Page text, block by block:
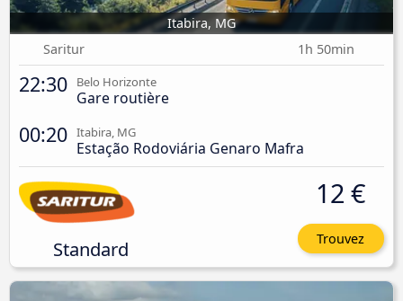
Itabira, MG
Saritur
1h 50min
22:30 Belo Horizonte
Gare routière
00:20 Itabira, MG
Estação Rodoviária Genaro Mafra
Standard
12 €
Trouvez